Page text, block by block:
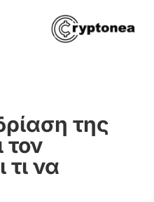
της
τον
τι να